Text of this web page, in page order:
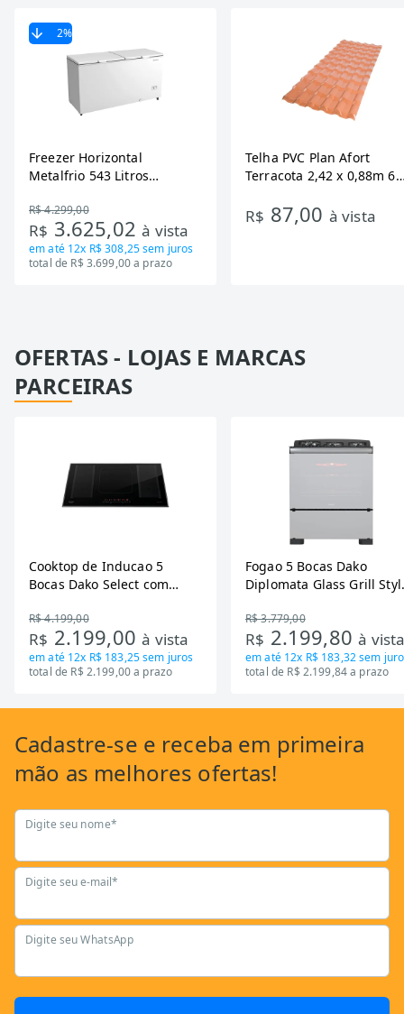
2%
Freezer Horizontal
Metalfrio 543 Litros
Tecnologia Inverter, Branco,
Bivolt
R$ 4.299,00
R$ 3.625,02à vista
em até 12x R$ 308,25sem juros
total de R$ 3.699,00 a prazo
Telha PVC Plan Afort
Terracota 2,42 x 0,88m 6
R$ 87,00 à vista
OFERTAS - LOJAS E MARCAS
PARCEIRAS
Cooktop de Inducao 5
Bocas Dako Select com
R$ 4.199,00
R$ 2.199,00à vista
em até 12x R$ 183,25sem juros
total de R$ 2.199,00 a prazo
Fogao 5 Bocas Dako
Diplomata Glass Grill
R$ 3.779,00
R$ 2.199,80à
em até 12x R$ 183,32sem
total de R$ 2.199,84 a prazo
Cadastre-se e receba em primeira
mão as melhores ofertas!
Digite seu nome*
Digite seu e-mail*
Digite seu WhatsApp